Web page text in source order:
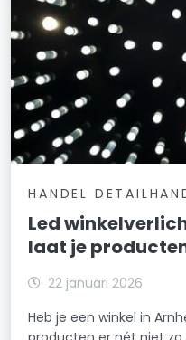
HANDEL
Led
laat je
22 januari 2026
Heb je een winkel in